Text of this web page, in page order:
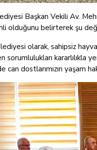
Başkan Vekili Av.
olduğunu belirterek şu
olarak, sahipsiz
sorumlulukları
can dostlarımızın yaşam